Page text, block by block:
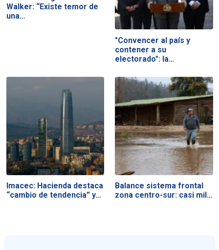
Walker: “Existe temor de
una…
"Convencer al país y
contener a su
electorado": la…
Imacec: Hacienda destaca
“cambio de tendencia” y…
Balance sistema frontal
zona centro-sur: casi mil…